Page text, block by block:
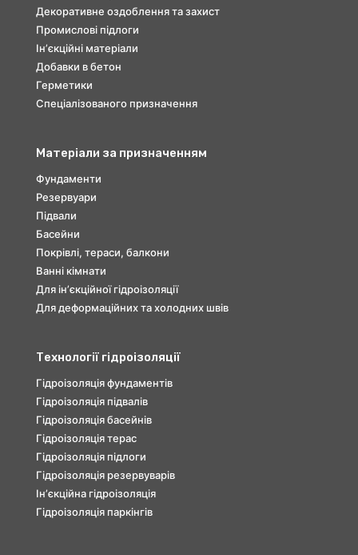
Декоративне оздоблення та захист
Промислові підлоги
Інʼєкційні матеріали
Добавки в бетон
Герметики
Спеціалізованого призначення
Матеріали за призначенням
Фундаменти
Резервуари
Підвали
Басейни
Покрівлі, тераси, балкони
Ванні кімнати
Для інʼєкційної гідроізоляції
Для деформаційних та холодних швів
Технології гідроізоляції
Гідроізоляція фундаментів
Гідроізоляція підвалів
Гідроізоляція басейнів
Гідроізоляція терас
Гідроізоляція підлоги
Гідроізоляція резервуварів
Інʼєкційна гідроізоляція
Гідроізоляція паркінгів